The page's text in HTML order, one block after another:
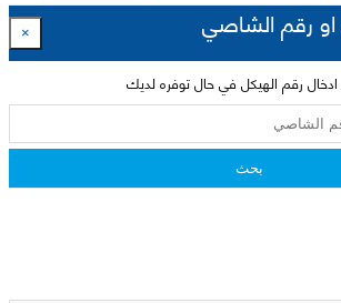
رقم الشاصي ×
ادخال رقم الهيكل في حال توفره لديك
بحث